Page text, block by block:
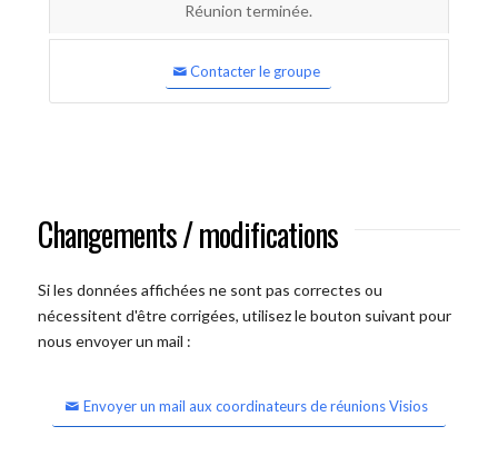
Réunion terminée.
Contacter le groupe
Changements / modifications
Si les données affichées ne sont pas correctes ou
nécessitent d'être corrigées, utilisez le bouton suivant pour
nous envoyer un mail :
Envoyer un mail aux coordinateurs de réunions Visios